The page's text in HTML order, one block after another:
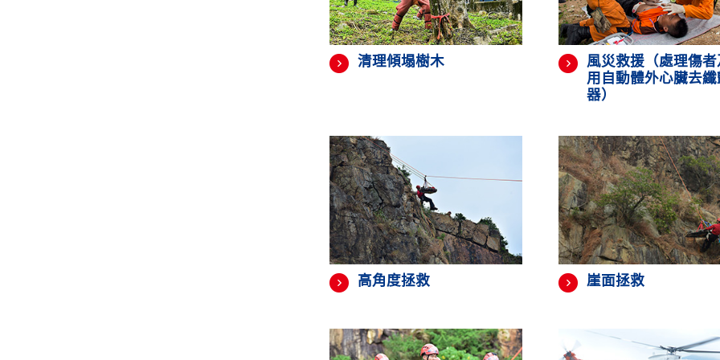
清理傾塌樹木
風災救援（處理傷者
用自動體外心臟去纖
器）
高角度拯救 崖面拯救